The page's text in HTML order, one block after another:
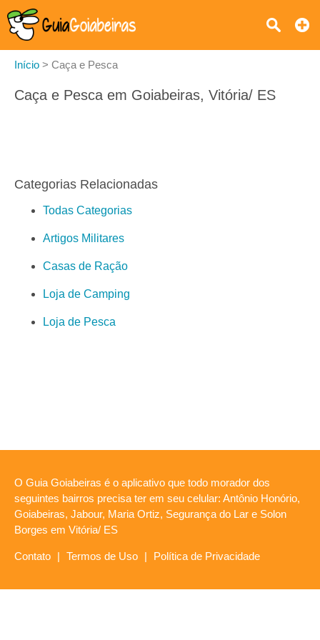
Início > Caça e Pesca
Caça e Pesca em Goiabeiras, Vitória/ ES
Categorias Relacionadas
Todas Categorias
Artigos Militares
Casas de Ração
Loja de Camping
Loja de Pesca
O Guia Goiabeiras é o aplicativo que todo morador dos
seguintes bairros precisa ter em seu celular: Antônio Honório,
Goiabeiras, Jabour, Maria Ortiz, Segurança do Lar e Solon
Borges em Vitória/ ES
Contato | Termos de Uso | Política de Privacidade